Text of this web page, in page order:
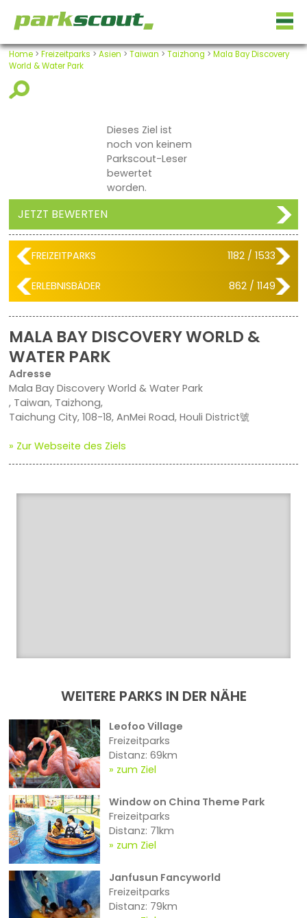
Home> Freizeitparks > Asien > Taiwan > Taizhong > Mala Bay Discovery
World & Water Park
Dieses Ziel ist
noch von keinem
Parkscout-Leser
bewertet
worden.
JETZT BEWERTEN
FREIZEITPARKS 1182 / 1533
ERLEBNISBÄDER 862 / 1149
MALA BAY DISCOVERY WORLD &
WATER PARK
Adresse
Mala Bay Discovery World & Water Park
, Taiwan, Taizhong,
Taichung City, 108-18, AnMei Road, Houli District號
» Zur Webseite des Ziels
WEITERE PARKS IN DER NÄHE
Leofoo Village
Freizeitparks
Distanz: 69km
zum Ziel
Window on China Theme Park
Freizeitparks
Distanz: 71km
zum Ziel
Janfusun Fancyworld
Freizeitparks
Distanz: 79km